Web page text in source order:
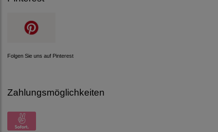
Folgen Sie uns auf Pinterest
Zahlungsmöglichkeiten